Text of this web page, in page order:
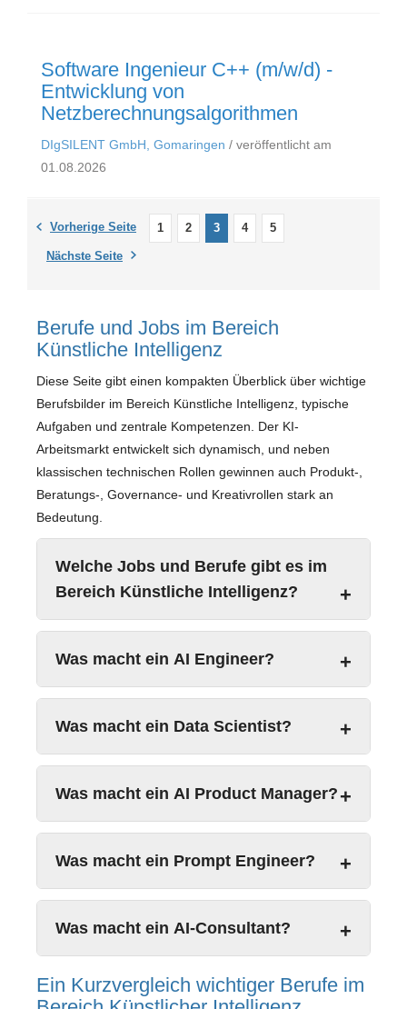
Software Ingenieur C++ (m/w/d) -
Entwicklung von
Netzberechnungsalgorithmen
DIgSILENT GmbH, Gomaringen / veröffentlicht am
01.08.2026
Vorherige Seite 1 2 3 4 5
Nächste Seite
Berufe und Jobs im Bereich
Künstliche Intelligenz
Diese Seite gibt einen kompakten Überblick über wichtige
Berufsbilder im Bereich Künstliche Intelligenz, typische
Aufgaben und zentrale Kompetenzen. Der KI-
Arbeitsmarkt entwickelt sich dynamisch, und neben
klassischen technischen Rollen gewinnen auch Produkt-,
Beratungs-, Governance- und Kreativrollen stark an
Bedeutung.
Welche Jobs und Berufe gibt es im
Bereich Künstliche Intelligenz?
Was macht ein AI Engineer?
Was macht ein Data Scientist?
Was macht ein AI Product Manager?
Was macht ein Prompt Engineer?
Was macht ein AI-Consultant?
Ein Kurzvergleich wichtiger Berufe im